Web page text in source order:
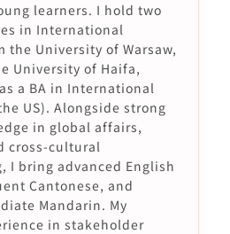
learners. I hold two
in International
the University of Warsaw,
University of Haifa,
a BA in International
US). Alongside strong
in global affairs,
cross-cultural
I bring advanced English
Cantonese, and
Mandarin. My
in stakeholder